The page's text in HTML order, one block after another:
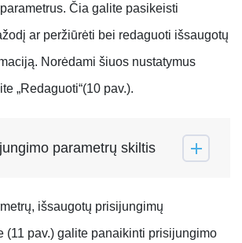
Čia galite pasikeisti
ar peržiūrėti bei redaguoti išsaugotų
Norėdami šiuos nustatymus
„Redaguoti“(10 pav.).
parametrų skiltis
išsaugotų prisijungimų
(11 pav.) galite panaikinti prisijungimo